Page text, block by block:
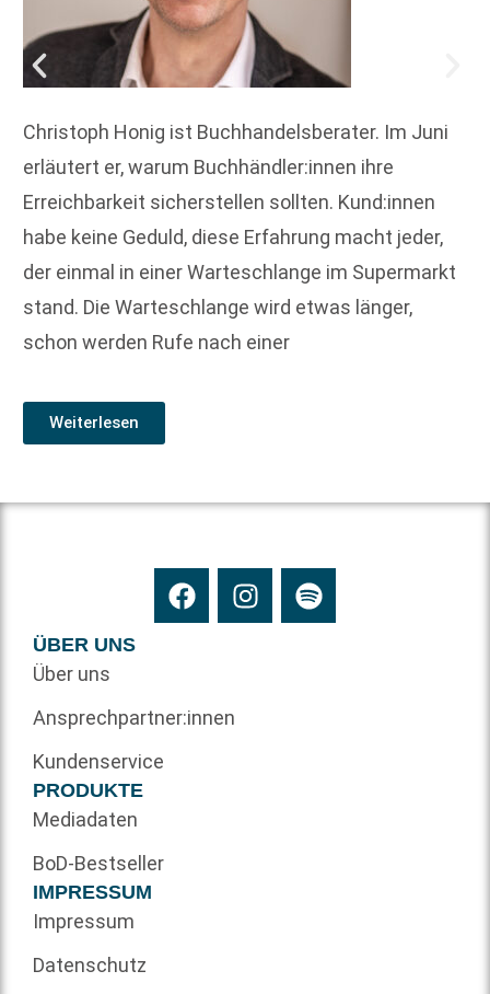
Christoph Honig ist Buchhandelsberater. Im Juni
erläutert er, warum Buchhändler:innen ihre
Erreichbarkeit sicherstellen sollten. Kund:innen
habe keine Geduld, diese Erfahrung macht jeder,
der einmal in einer Warteschlange im Supermarkt
stand. Die Warteschlange wird etwas länger,
schon werden Rufe nach einer
Weiterlesen
ÜBER UNS
Über uns
Ansprechpartner:innen
Kundenservice
PRODUKTE
Mediadaten
BoD-Bestseller
IMPRESSUM
Impressum
Datenschutz